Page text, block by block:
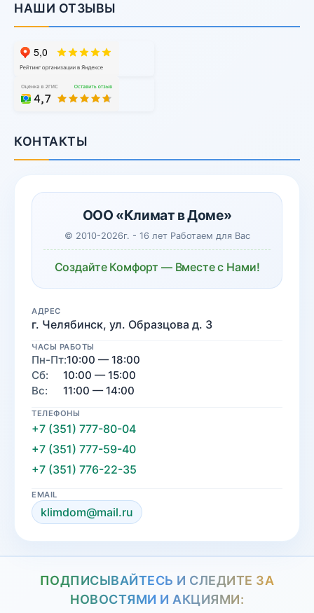
НАШИ ОТЗЫВЫ
КОНТАКТЫ
ООО «Климат в Доме»
© 2010-2026г. - 16 лет Работаем для Вас
Создайте Комфорт — Вместе с Нами!
АДРЕС
г. Челябинск, ул. Образцова д. 3
ЧАСЫ РАБОТЫ
Пн-Пт:10:00 — 18:00
Сб:
10:00 — 15:00
Вс:
11:00 — 14:00
ТЕЛЕФОНЫ
+7 (351) 777-80-04
+7 (351) 777-59-40
+7 (351) 776-22-35
EMAIL
klimdom@mail.ru
ПОДПИСЫВАЙТЕСЬ И СЛЕДИТЕ ЗА
НОВОСТЯМИ И АКЦИЯМИ: